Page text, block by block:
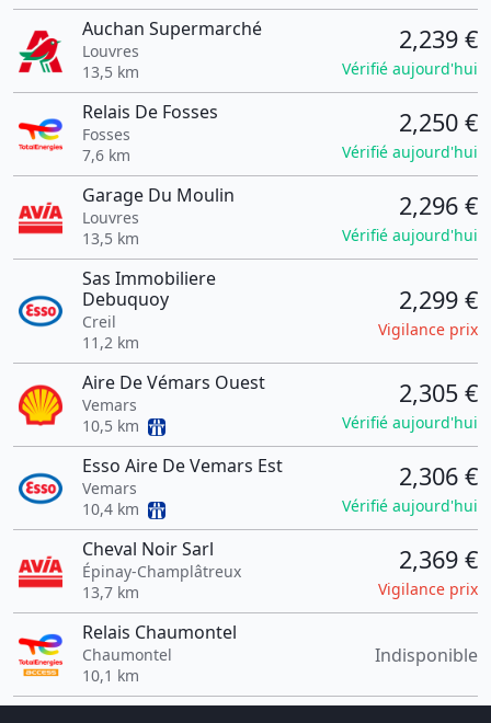
Auchan Supermarché
Louvres
13,5 km
2,239 €
Vérifié aujourd'hui
Relais De Fosses
Fosses
7,6 km
2,250 €
Vérifié aujourd'hui
Garage Du Moulin
Louvres
13,5 km
2,296 €
Vérifié aujourd'hui
Sas Immobiliere
Debuquoy
Creil
11,2 km
2,299 €
Vigilance prix
Aire De Vémars Ouest
Vemars
10,5 km
2,305 €
Vérifié aujourd'hui
Esso Aire De Vemars Est
Vemars
10,4 km
2,306 €
Vérifié aujourd'hui
Cheval Noir Sarl
Épinay-Champlâtreux
13,7 km
2,369 €
Vigilance prix
Relais Chaumontel
Chaumontel
10,1 km
Indisponible